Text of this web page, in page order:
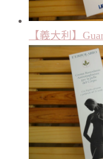
【義大利】